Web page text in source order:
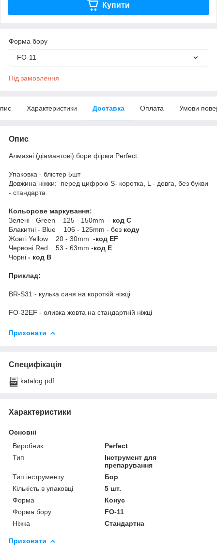
Купити
Форма бору
FO-11
Під замовлення
Характеристики Доставка Оплата Умови
Опис
Алмазні (діамантові) бори фірми Perfect.
Упаковка - блістер 5шт
Довжина ніжки: перед цифрою S- коротка, L - довга, без букви
- стандарта
Кольорове маркування:
Зелені - Green 125 - 150mm - код С
Блакитні - Blue 106 - 125mm - без коду
Жовті Yellow 20 - 30mm -код EF
Червоні Red 53 - 63mm -код E
Чорні - код B
Приклад:
BR-S31 - кулька синя на короткій ніжці
FO-32EF - оливка жовта на стандартній ніжці
Приховати
Специфікація
katalog.pdf
Характеристики
Основні
Виробник
Perfect
Тип
Інструмент для
препарування
Тип інструменту
Бор
Кількість в упаковці
5 шт.
Форма
Конус
Форма бору
FO-11
Ніжка
Стандартна
Приховати